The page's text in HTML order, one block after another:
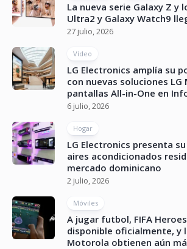
La nueva serie Galaxy Z y
Ultra2 y Galaxy Watch9
27 julio, 2026
Vídeo
LG Electronics amplía su
con nuevas soluciones LG
pantallas All-in-One en
6 julio, 2026
Hogar
LG Electronics presenta
aires acondicionados
mercado dominicano
2 julio, 2026
Móviles
A jugar futbol, FIFA
disponible oficialmente, y
Motorola obtienen aún